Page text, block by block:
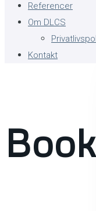
Referencer
Om DLCS
Kontakt